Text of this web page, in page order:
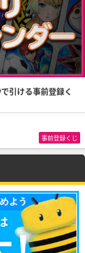
引ける事前登録く
事前登録くじ